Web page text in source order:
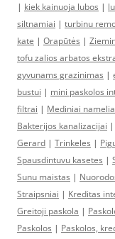
| kiek kainuoja lubos |
siltnamiai | turbinu
kate | Orapūtės |
tofu zalios arbatos
gyvunams grazinimas |
bustui | mini paskolos
filtrai | Mediniai
Bakterijos kanalizacijai |
Gerard | Trinkeles |
Spausdintuvu kasetes |
Sunu maistas |
Straipsniai | Kreditas
Greitoji paskola |
Paskolos | Paskolos,